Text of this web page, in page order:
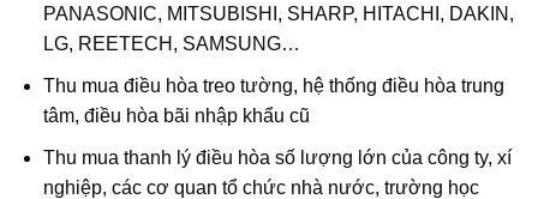
PANASONIC, MITSUBISHI, SHARP, HITACHI, DAKIN,
LG, REETECH, SAMSUNG…
Thu mua điều hòa treo tường, hệ thống điều hòa trung
tâm, điều hòa bãi nhập khẩu cũ
Thu mua thanh lý điều hòa số lượng lớn của công ty, xí
nghiệp, các cơ quan tổ chức nhà nước, trường học